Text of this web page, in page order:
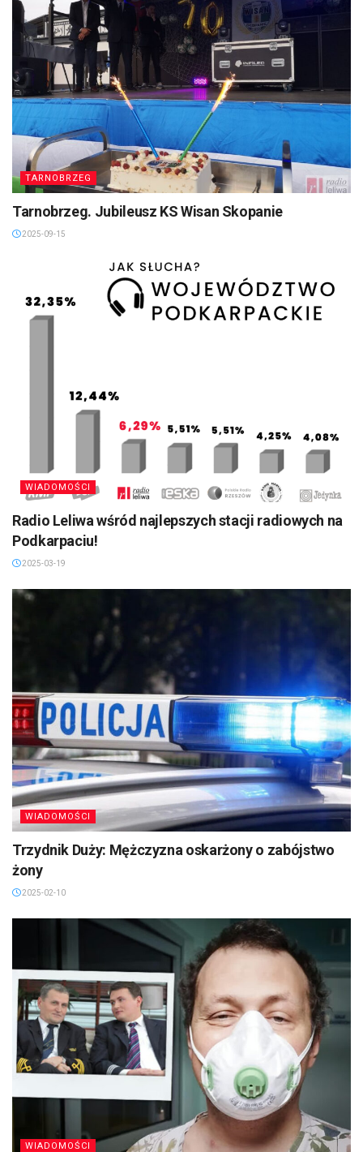
TARNOBRZEG
Tarnobrzeg. Jubileusz KS Wisan Skopanie
2025-09-15
WIADOMOŚCI
Radio Leliwa wśród najlepszych stacji radiowych na
Podkarpaciu!
2025-03-19
WIADOMOŚCI
Trzydnik Duży: Mężczyzna oskarżony o zabójstwo
żony
2025-02-10
WIADOMOŚCI